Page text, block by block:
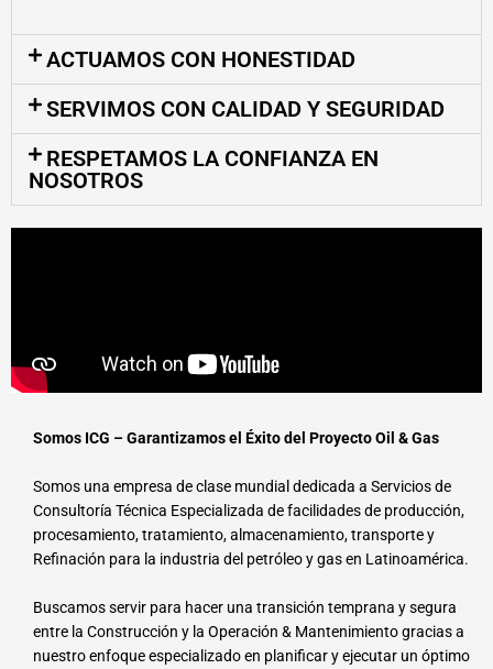
ACTUAMOS CON HONESTIDAD
SERVIMOS CON CALIDAD Y SEGURIDAD
RESPETAMOS LA CONFIANZA EN
NOSOTROS
Somos ICG – Garantizamos el Éxito del Proyecto Oil & Gas
Somos una empresa de clase mundial dedicada a Servicios de
Consultoría Técnica Especializada de facilidades de producción,
procesamiento, tratamiento, almacenamiento, transporte y
Refinación para la industria del petróleo y gas en Latinoamérica.
Buscamos servir para hacer una transición temprana y segura
entre la Construcción y la Operación & Mantenimiento gracias a
nuestro enfoque especializado en planificar y ejecutar un óptimo